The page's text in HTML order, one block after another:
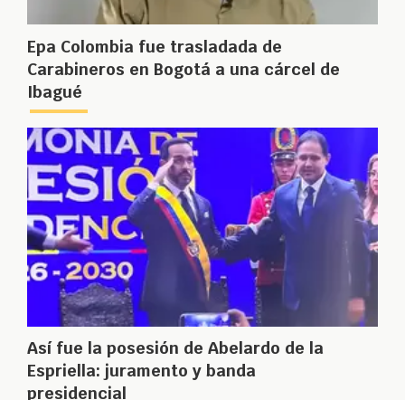
Epa Colombia fue trasladada de
Carabineros en Bogotá a una cárcel de
Ibagué
Así fue la posesión de Abelardo de la
Espriella: juramento y banda
presidencial